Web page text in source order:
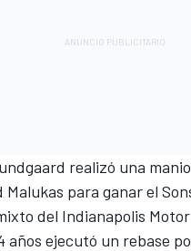
realizó una
Malukas para ganar el
del Indianapolis Motor
años ejecutó un rebase